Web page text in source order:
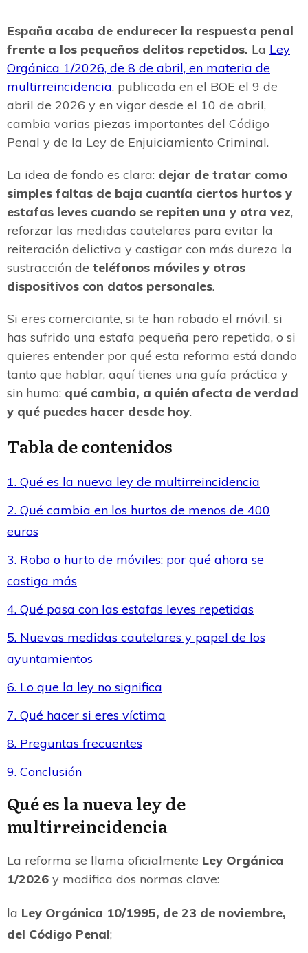
España acaba de endurecer la respuesta penal
frente a los pequeños delitos repetidos. La Ley
Orgánica 1/2026, de 8 de abril, en materia de
multirreincidencia, publicada en el BOE el 9 de
abril de 2026 y en vigor desde el 10 de abril,
cambia varias piezas importantes del Código
Penal y de la Ley de Enjuiciamiento Criminal.
La idea de fondo es clara: dejar de tratar como
simples faltas de baja cuantía ciertos hurtos y
estafas leves cuando se repiten una y otra vez,
reforzar las medidas cautelares para evitar la
reiteración delictiva y castigar con más dureza la
sustracción de teléfonos móviles y otros
dispositivos con datos personales.
Si eres comerciante, si te han robado el móvil, si
has sufrido una estafa pequeña pero repetida, o si
quieres entender por qué esta reforma está dando
tanto que hablar, aquí tienes una guía práctica y
sin humo: qué cambia, a quién afecta de verdad
y qué puedes hacer desde hoy.
Tabla de contenidos
1. Qué es la nueva ley de multirreincidencia
2. Qué cambia en los hurtos de menos de 400
euros
3. Robo o hurto de móviles: por qué ahora se
castiga más
4. Qué pasa con las estafas leves repetidas
5. Nuevas medidas cautelares y papel de los
ayuntamientos
6. Lo que la ley no significa
7. Qué hacer si eres víctima
8. Preguntas frecuentes
9. Conclusión
Qué es la nueva ley de
multirreincidencia
La reforma se llama oficialmente Ley Orgánica
1/2026 y modifica dos normas clave:
la Ley Orgánica 10/1995, de 23 de noviembre,
del Código Penal;